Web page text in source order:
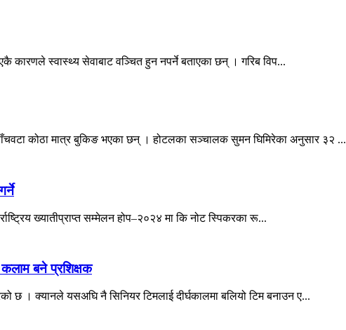
कारणले स्वास्थ्य सेवाबाट वञ्चित हुन नपर्ने बताएका छन् । गरिब विप...
कोठा मात्र बुकिङ भएका छन् । होटलका सञ्चालक सुमन घिमिरेका अनुसार ३२ ...
ख्यातीप्राप्त सम्मेलन होप–२०२४ मा कि नोट स्पिकरका रू...
बने प्रशिक्षक
छ । क्यानले यसअघि नै सिनियर टिमलाई दीर्घकालमा बलियो टिम बनाउन ए...